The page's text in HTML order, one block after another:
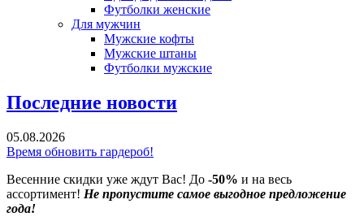
Футболки женские
Для мужчин
Мужские кофты
Мужские штаны
Футболки мужские
Последние новости
05.08.2026
Время обновить гардероб!
Весенние скидки уже ждут Вас! До -50% и на весь
ассортимент! Не пропустите самое выгодное предложение
года!